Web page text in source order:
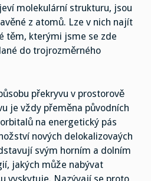
molekulární strukturu, jsou
z atomů. Lze v nich najít
těm, kterými jsme se zde
do trojrozměrného
překryvu v prostorově
je vždy přeměna původních
na energetický pás
nových delokalizovaých
svým horním a dolním
jakých může nabývat